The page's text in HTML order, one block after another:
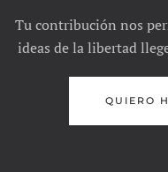
Tu contribución nos
ideas de la libertad
QUIERO